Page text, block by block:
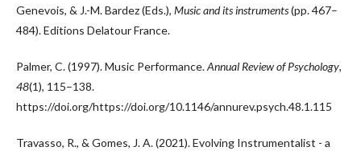
Genevois, & J.-M. Bardez (Eds.), Music and its instruments(pp. 467–
484). Editions Delatour France.
Palmer, C. (1997). Music Performance.Annual Review of Psychology,
48(1), 115–138.
https://doi.org/https://doi.org/10.1146/annurev.psych.48.1.115
Travasso, R., & Gomes, J. A. (2021). Evolving Instrumentalist - a